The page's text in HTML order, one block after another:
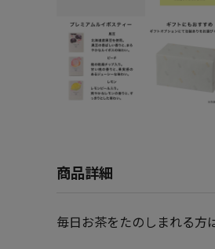
商品詳細
毎日お茶をたのしまれる方